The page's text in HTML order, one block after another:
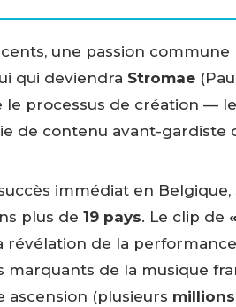
une passion
qui deviendra Stromae
processus de création —
de contenu avant-gardiste
immédiat en
plus de 19 pays. Le clip de
révélation de la
de la musique
ascension (plusieurs